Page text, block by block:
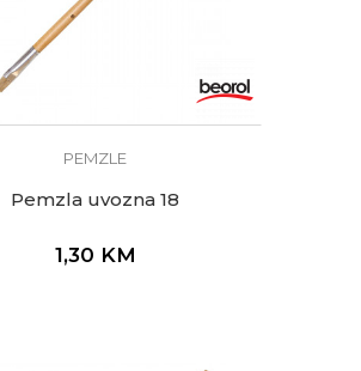
PEMZLE
Pemzla uvozna 18
1,30 KM